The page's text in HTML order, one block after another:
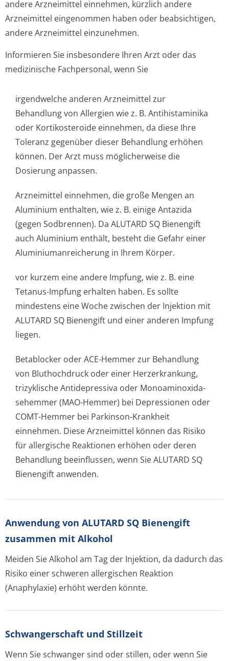
andere Arzneimittel einnehmen, kürzlich andere
Arzneimittel eingenommen haben oder beabsichtigen,
andere Arzneimittel einzunehmen.
Informieren Sie insbesondere Ihren Arzt oder das
medizinische Fachpersonal, wenn Sie
irgendwelche anderen Arzneimittel zur
Behandlung von Allergien wie z. B. Antihistaminika
oder Kortikosteroide einnehmen, da diese Ihre
Toleranz gegenüber dieser Behandlung erhöhen
können. Der Arzt muss möglicherweise die
Dosierung anpassen.
Arzneimittel einnehmen, die große Mengen an
Aluminium enthalten, wie z. B. einige Antazida
(gegen Sodbrennen). Da ALUTARD SQ Bienengift
auch Aluminium enthält, besteht die Gefahr einer
Aluminiumanre­icherung in Ihrem Körper.
vor kurzem eine andere Impfung, wie z. B. eine
Tetanus-Impfung erhalten haben. Es sollte
mindestens eine Woche zwischen der Injektion mit
ALUTARD SQ Bienengift und einer anderen Impfung
liegen.
Betablocker oder ACE-Hemmer zur Behandlung
von Bluthochdruck oder einer Herzerkrankung,
trizyklische Antidepressiva oder Monoaminoxida­
sehemmer (MAO-Hemmer) bei Depressionen oder
COMT-Hemmer bei Parkinson-Krankheit
einnehmen. Diese Arzneimittel können das Risiko
für allergische Reaktionen erhöhen oder deren
Behandlung beeinflussen, wenn Sie ALUTARD SQ
Bienengift anwenden.
Anwendung von ALUTARD SQ Bienengift
zusammen mit Alkohol
Meiden Sie Alkohol am Tag der Injektion, da dadurch das
Risiko einer schweren allergischen Reaktion
(Anaphylaxie) erhöht werden könnte.
Schwangerschaft und Stillzeit
Wenn Sie schwanger sind oder stillen, oder wenn Sie